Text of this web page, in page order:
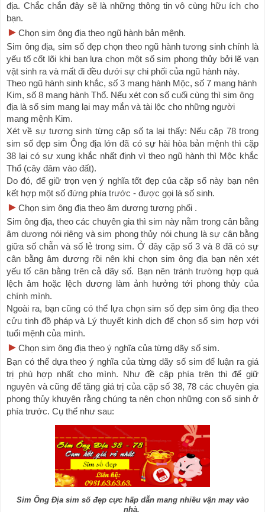
địa. Chắc chắn đây sẽ là những thông tin vô cùng hữu ích cho
bạn.
► Chọn sim ông địa theo ngũ hành bản mệnh.
Sim ông địa, sim số đẹp chọn theo ngũ hành tương sinh chính là
yếu tố cốt lõi khi bạn lựa chọn một số sim phong thủy bởi lẽ vạn
vật sinh ra và mất đi đều dưới sự chi phối của ngũ hành này.
Theo ngũ hành sinh khắc, số 3 mang hành Mộc, số 7 mang hành
Kim, số 8 mang hành Thổ. Nếu xét con số cuối cùng thì sim ông
địa là số sim mang lại may mắn và tài lộc cho những người
mang mệnh Kim.
Xét về sự tương sinh từng cặp số ta lại thấy: Nếu cặp 78 trong
sim số đẹp sim Ông địa lớn đã có sự hài hòa bản mệnh thì cặp
38 lại có sự xung khắc nhất định vì theo ngũ hành thì Mộc khắc
Thổ (cây đâm vào đất).
Do đó, để giữ trọn vẹn ý nghĩa tốt đẹp của cặp số này bạn nên
kết hợp một số đứng phía trước - được gọi là số sinh.
► Chọn sim ông địa theo âm dương tương phối .
Sim ông địa, theo các chuyên gia thì sim này nằm trong cân bằng
âm dương nói riêng và sim phong thủy nói chung là sự cân bằng
giữa số chẵn và số lẻ trong sim. Ở đây cặp số 3 và 8 đã có sự
cân bằng âm dương rồi nên khi chọn sim ông địa bạn nên xét
yếu tố cân bằng trên cả dãy số. Bạn nên tránh trường hợp quá
lệch âm hoặc lệch dương làm ảnh hưởng tới phong thủy của
chính mình.
Ngoài ra, bạn cũng có thể lựa chọn sim số đẹp sim ông địa theo
cửu tinh đồ pháp và Lý thuyết kinh dịch để chọn số sim hợp với
tuổi mệnh của mình.
► Chọn sim ông địa theo ý nghĩa của từng dãy số sim.
Bạn có thể dựa theo ý nghĩa của từng dãy số sim để luận ra giá
trị phù hợp nhất cho mình. Như đề cập phía trên thì để giữ
nguyên và cũng để tăng giá trị của cặp số 38, 78 các chuyên gia
phong thủy khuyên rằng chúng ta nên chọn những con số sinh ở
phía trước. Cụ thể như sau:
Sim Ông Địa sim số đẹp cực hấp dẫn mang nhiều vận may vào
nhà.